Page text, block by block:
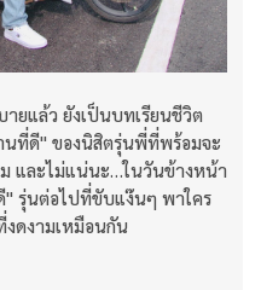
ายแล้ว ยังเป็นบทเรียนชีวิต
นที่ดี" ของนิสิตรุ่นพี่ที่พร้อมจะ
และไม่แน่นะ…ในวันข้างหน้า
" รุ่นต่อไปที่ขับแง๊นๆ พาใคร
ดงามเหมือนกัน